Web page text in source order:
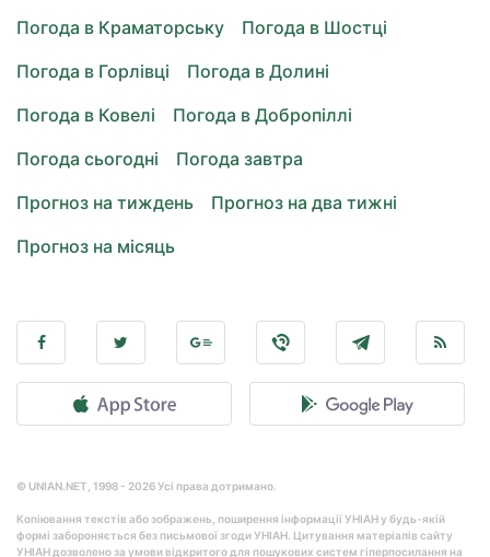
Погода в Краматорську
Погода в Шостці
Погода в Горлівці
Погода в Долині
Погода в Ковелі
Погода в Добропіллі
Погода сьогодні
Погода завтра
Прогноз на тиждень
Прогноз на два тижні
Прогноз на місяць
© UNIAN.NET, 1998 - 2026 Усі права дотримано.
Копіювання текстів або зображень, поширення інформації УНІАН у будь-якій
формі забороняється без письмової згоди УНІАН. Цитування матеріалів сайту
УНІАН дозволено за умови відкритого для пошукових систем гіперпосилання на